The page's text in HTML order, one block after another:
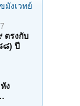
มังเวทย์
ตรงกับ
๘) ปี
ง